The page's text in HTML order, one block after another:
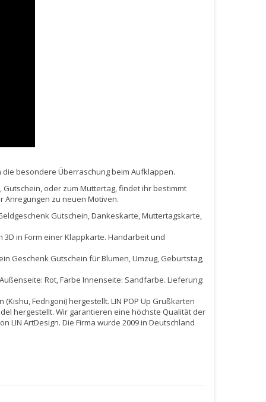
besondere Überraschung beim Aufklappen.
oder zum Muttertag, findet ihr bestimmt
Anregungen zu neuen Motiven.
Gutschein, Dankeskarte, Muttertagskarte,
3D in Form einer Klappkarte. Handarbeit und
Geschenk Gutschein für Blumen, Umzug, Geburtstag,
Außenseite: Rot, Farbe Innenseite: Sandfarbe. Lieferung:
Fedrigoni) hergestellt. LIN POP Up Grußkarten
hergestellt. Wir garantieren eine höchste Qualität der
LIN ArtDesign. Die Firma wurde 2009 in Deutschland